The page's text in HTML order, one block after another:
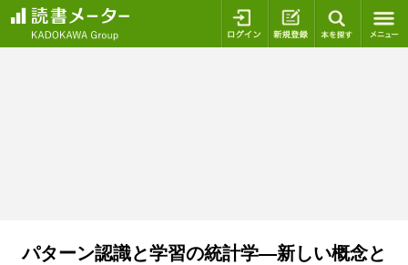
ログイン 新規登録
パターン認識と学習の統計学―新しい概念と